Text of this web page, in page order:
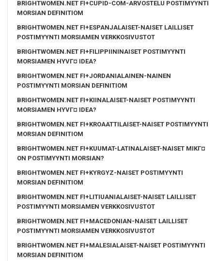
BRIGHTWOMEN.NET FI+CUPID-COM-ARVOSTELU POSTIMYYNTI
MORSIAN DEFINITIOM
BRIGHTWOMEN.NET FI+ESPANJALAISET-NAISET LAILLISET
POSTIMYYNTI MORSIAMEN VERKKOSIVUSTOT
BRIGHTWOMEN.NET FI+FILIPPIININAISET POSTIMYYNTI
MORSIAMEN HYVГ¤ IDEA?
BRIGHTWOMEN.NET FI+JORDANIALAINEN-NAINEN
POSTIMYYNTI MORSIAN DEFINITIOM
BRIGHTWOMEN.NET FI+KIINALAISET-NAISET POSTIMYYNTI
MORSIAMEN HYVГ¤ IDEA?
BRIGHTWOMEN.NET FI+KROAATTILAISET-NAISET POSTIMYYNTI
MORSIAN DEFINITIOM
BRIGHTWOMEN.NET FI+KUUMAT-LATINALAISET-NAISET MIKГ¤
ON POSTIMYYNTI MORSIAN?
BRIGHTWOMEN.NET FI+KYRGYZ-NAISET POSTIMYYNTI
MORSIAN DEFINITIOM
BRIGHTWOMEN.NET FI+LITIUANIALAISET-NAISET LAILLISET
POSTIMYYNTI MORSIAMEN VERKKOSIVUSTOT
BRIGHTWOMEN.NET FI+MACEDONIAN-NAISET LAILLISET
POSTIMYYNTI MORSIAMEN VERKKOSIVUSTOT
BRIGHTWOMEN.NET FI+MALESIALAISET-NAISET POSTIMYYNTI
MORSIAN DEFINITIOM